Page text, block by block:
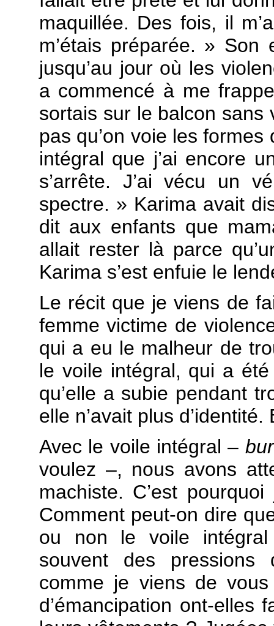
maquillée. Des fois, il
m’étais préparée. »
jusqu’au jour où les
a commencé à me
sortais sur le balcon sans
pas qu’on voie les
intégral que j’ai encore
s’arrête. J’ai vécu un
spectre. » Karima avait
dit aux enfants que
allait rester là parce
Karima s’est enfuie le
Le récit que je viens de
femme victime de
qui a eu le malheur de
le voile intégral, qui a
qu’elle a subie pendant
elle n’avait plus
Avec le voile intégral –
voulez –, nous avons
machiste. C’est
Comment peut-on dire
ou non le voile intégral
souvent des pressions
comme je viens de
d’émancipation ont-elles